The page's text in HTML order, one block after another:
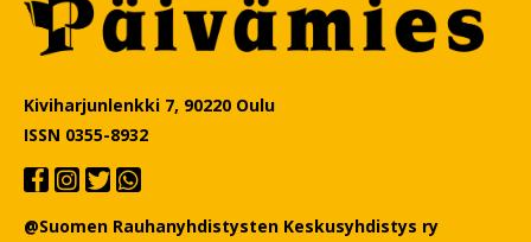
Kiviharjunlenkki 7, 90220 Oulu
ISSN 0355-8932
@Suomen Rauhanyhdistysten Keskusyhdistys ry